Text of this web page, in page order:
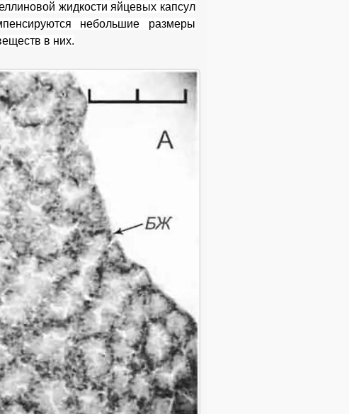
жидкости яйцевых капсул
небольшие размеры
в них.